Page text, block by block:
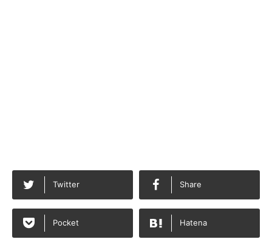
Twitter Share
Pocket Hatena